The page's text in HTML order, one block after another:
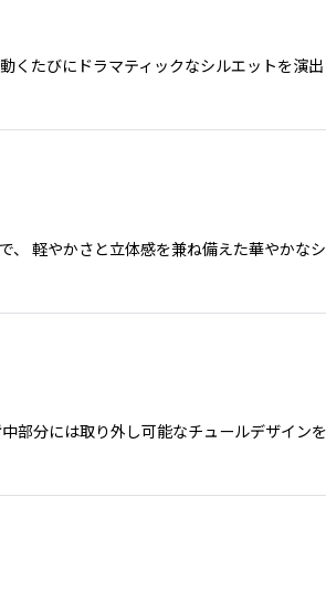
たびにドラマティックなシルエットを演
軽やかさと立体感を兼ね備えた華やかな
部分には取り外し可能なチュールデザイン